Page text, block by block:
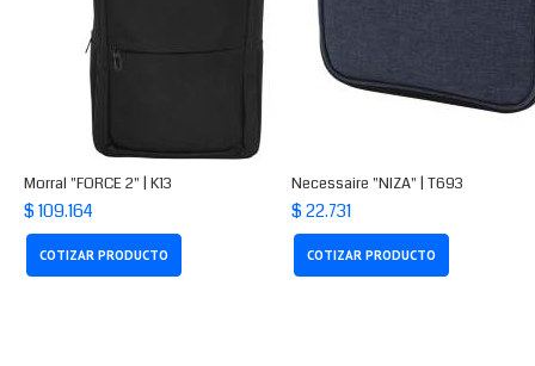
Morral "FORCE 2" | K13
$ 109.164
COTIZAR PRODUCTO
Necessaire "NIZA" | T693
$ 22.731
COTIZAR PRODUCTO